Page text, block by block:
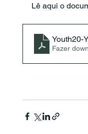
Lê aqui o
Youth20-
Fazer